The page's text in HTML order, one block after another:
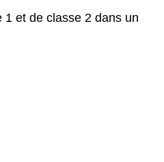
et de classe 2 dans un